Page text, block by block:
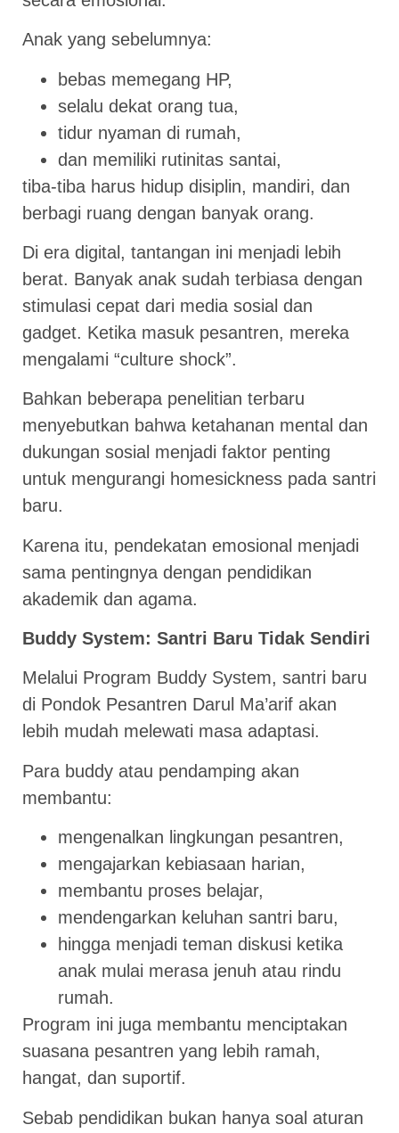
Anak yang sebelumnya:
bebas memegang HP,
selalu dekat orang tua,
tidur nyaman di rumah,
dan memiliki rutinitas santai,
tiba-tiba harus hidup disiplin, mandiri, dan
berbagi ruang dengan banyak orang.
Di era digital, tantangan ini menjadi lebih
berat. Banyak anak sudah terbiasa dengan
stimulasi cepat dari media sosial dan
gadget. Ketika masuk pesantren, mereka
mengalami “culture shock”.
Bahkan beberapa penelitian terbaru
menyebutkan bahwa ketahanan mental dan
dukungan sosial menjadi faktor penting
untuk mengurangi homesickness pada santri
baru.
Karena itu, pendekatan emosional menjadi
sama pentingnya dengan pendidikan
akademik dan agama.
Buddy System: Santri Baru Tidak Sendiri
Melalui Program Buddy System, santri baru
di Pondok Pesantren Darul Ma’arif akan
lebih mudah melewati masa adaptasi.
Para buddy atau pendamping akan
membantu:
mengenalkan lingkungan pesantren,
mengajarkan kebiasaan harian,
membantu proses belajar,
mendengarkan keluhan santri baru,
hingga menjadi teman diskusi ketika
anak mulai merasa jenuh atau rindu
rumah.
Program ini juga membantu menciptakan
suasana pesantren yang lebih ramah,
hangat, dan suportif.
Sebab pendidikan bukan hanya soal aturan